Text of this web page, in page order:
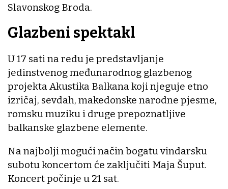
Slavonskog Broda.
Glazbeni spektakl
U 17 sati na redu je predstavljanje
jedinstvenog međunarodnog glazbenog
projekta Akustika Balkana koji njeguje etno
izričaj, sevdah, makedonske narodne pjesme,
romsku muziku i druge prepoznatljive
balkanske glazbene elemente.
Na najbolji mogući način bogatu vindarsku
subotu koncertom će zaključiti Maja Šuput.
Koncert počinje u 21 sat.